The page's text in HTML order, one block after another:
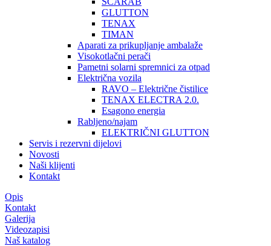
GLUTTON
TENAX
TIMAN
Aparati za prikupljanje ambalaže
Visokotlačni perači
Pametni solarni spremnici za otpad
Električna vozila
RAVO – Električne čistilice
TENAX ELECTRA 2.0.
Esagono energia
Rabljeno/najam
ELEKTRIČNI GLUTTON
Servis i rezervni dijelovi
Novosti
Naši klijenti
Kontakt
Opis
Kontakt
Galerija
Videozapisi
Naš katalog